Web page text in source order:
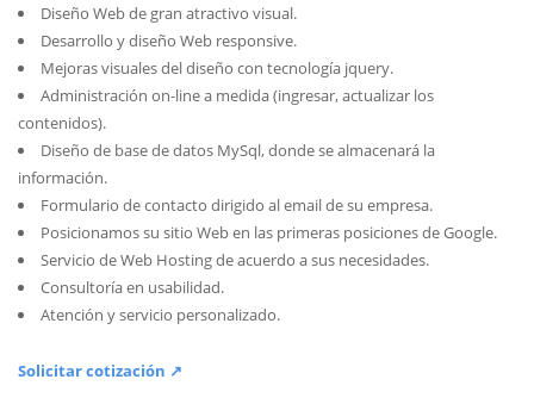
Diseño Web de gran atractivo visual.
Desarrollo y diseño Web responsive.
Mejoras visuales del diseño con tecnología jquery.
Administración on-line a medida (ingresar, actualizar los
contenidos).
Diseño de base de datos MySql, donde se almacenará la
información.
Formulario de contacto dirigido al email de su empresa.
Posicionamos su sitio Web en las primeras posiciones de Google.
Servicio de Web Hosting de acuerdo a sus necesidades.
Consultoría en usabilidad.
Atención y servicio personalizado.
Solicitar cotización ↗